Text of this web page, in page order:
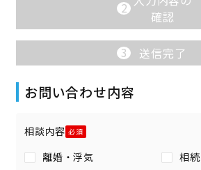
2
確認
3 送信完了
お問い合わせ内容
相談内容
離婚・浮気
相続